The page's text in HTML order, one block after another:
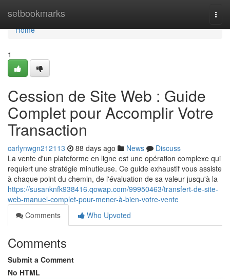
setbookmarks
Home
Home
1
Cession de Site Web : Guide
Complet pour Accomplir Votre
Transaction
carlynwgn212113 88 days ago News
Discuss
La vente d'un plateforme en ligne est une opération complexe qui
requiert une stratégie minutieuse. Ce guide exhaustif vous assiste
à chaque point du chemin, de l'évaluation de sa valeur jusqu'à la
https://susanknfk938416.qowap.com/99950463/transfert-de-site-
web-manuel-complet-pour-mener-à-bien-votre-vente
Comments
Who Upvoted
Comments
Submit a Comment
No HTML